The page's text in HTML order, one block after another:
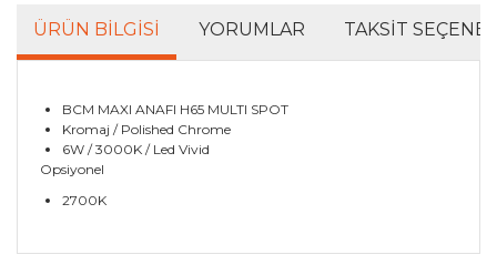
ÜRÜN BILGISI YORUMLAR TAKSIT
BCM MAXI ANAFI H65 MULTI SPOT
Kromaj / Polished Chrome
6W / 3000K / Led Vivid
Opsiyonel
2700K
Bu ürünün fiyat bilgisi, resim, ürün açıklamalarında ve